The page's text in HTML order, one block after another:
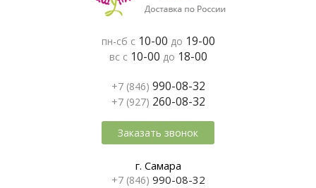
пн-сб с 10-00 до 19-00
вс с 10-00 до 18-00
+7 (846) 990-08-32
+7 (927) 260-08-32
Заказать звонок
г. Самара
+7 (846) 990-08-32